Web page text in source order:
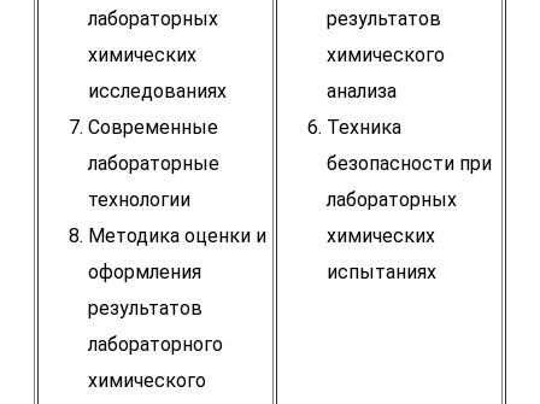
лабораторных
химических
исследованиях
Современные
лабораторные
технологии
Методика оценки и
оформления
результатов
лабораторного
химического
результатов
химического
анализа
Техника
безопасности при
лабораторных
химических
испытаниях